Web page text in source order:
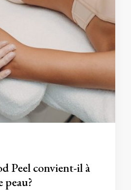
Peel convient-il à
peau?